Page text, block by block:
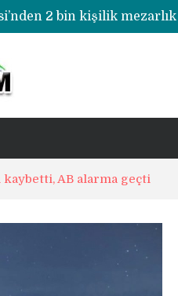
2 bin kişilik
operasyonunda 1
kaybetti, AB alarma geçti